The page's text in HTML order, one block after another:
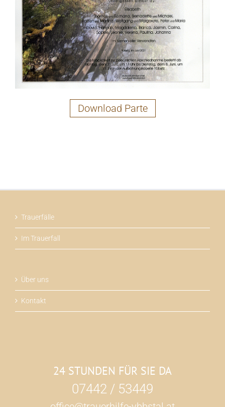
Download Parte
Trauerfälle
Im Trauerfall
Über uns
Kontakt
24 STUNDEN FÜR SIE DA
07442 / 53449